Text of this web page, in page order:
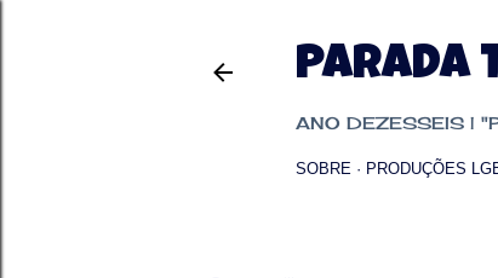
PARADA
ANO DEZESSEIS |
SOBRE PRODUÇÕES